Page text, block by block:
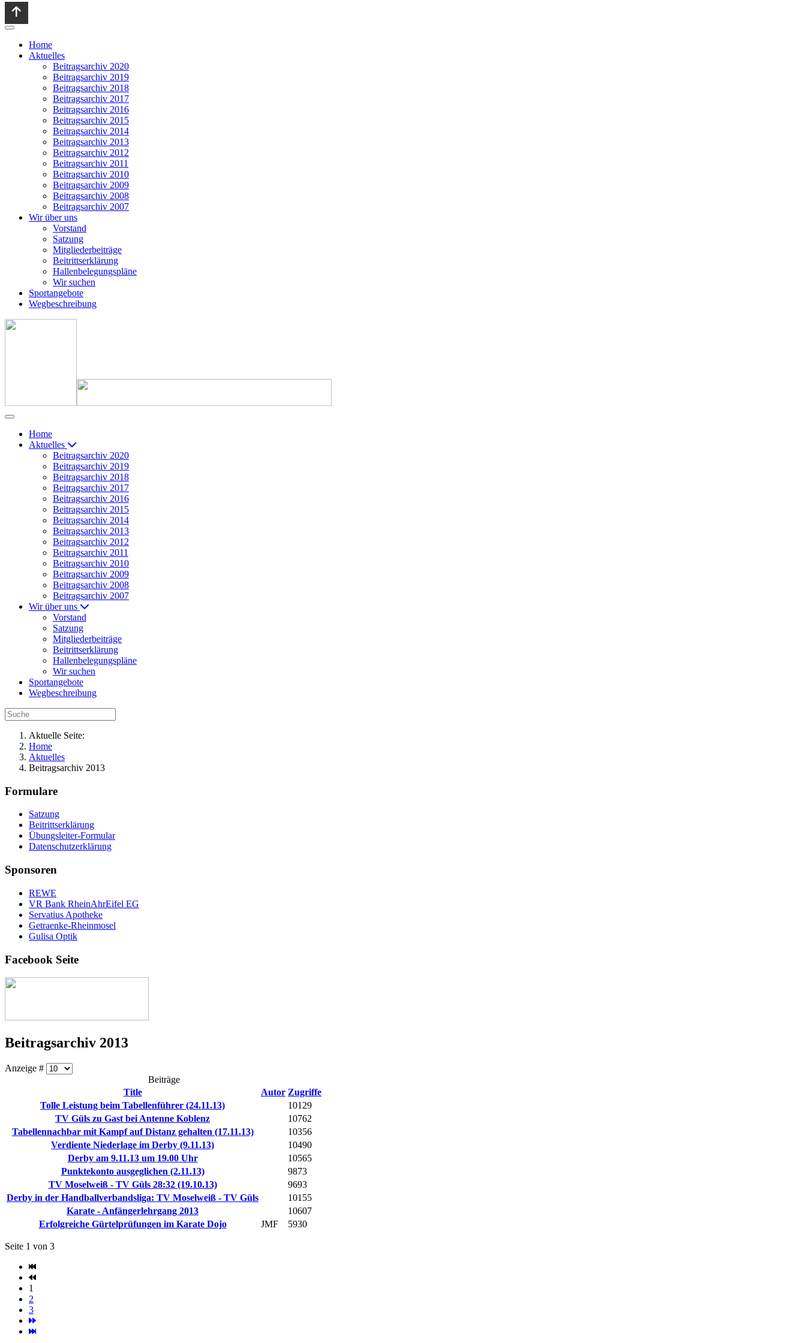
Home
Aktuelles
Beitragsarchiv 2020
Beitragsarchiv 2019
Beitragsarchiv 2018
Beitragsarchiv 2017
Beitragsarchiv 2016
Beitragsarchiv 2015
Beitragsarchiv 2014
Beitragsarchiv 2013
Beitragsarchiv 2012
Beitragsarchiv 2011
Beitragsarchiv 2010
Beitragsarchiv 2009
Beitragsarchiv 2008
Beitragsarchiv 2007
Wir über uns
Vorstand
Satzung
Mitgliederbeiträge
Beitrittserklärung
Hallenbelegungspläne
Wir suchen
Sportangebote
Wegbeschreibung
Home
Aktuelles
Beitragsarchiv 2020
Beitragsarchiv 2019
Beitragsarchiv 2018
Beitragsarchiv 2017
Beitragsarchiv 2016
Beitragsarchiv 2015
Beitragsarchiv 2014
Beitragsarchiv 2013
Beitragsarchiv 2012
Beitragsarchiv 2011
Beitragsarchiv 2010
Beitragsarchiv 2009
Beitragsarchiv 2008
Beitragsarchiv 2007
Wir über uns
Vorstand
Satzung
Mitgliederbeiträge
Beitrittserklärung
Hallenbelegungspläne
Wir suchen
Sportangebote
Wegbeschreibung
Aktuelle Seite:
Home
Aktuelles
Beitragsarchiv 2013
Formulare
Satzung
Beitrittserklärung
Übungsleiter-Formular
Datenschutzerklärung
Sponsoren
REWE
VR Bank RheinAhrEifel EG
Servatius Apotheke
Getraenke-Rheinmosel
Gulisa Optik
Facebook Seite
Beitragsarchiv 2013
Anzeige #
Beiträge
Title
Autor Zugriffe
Tolle Leistung beim Tabellenführer (24.11.13)
10129
TV Güls zu Gast bei Antenne Koblenz
10762
Tabellennachbar mit Kampf auf Distanz gehalten (17.11.13)
10356
Verdiente Niederlage im Derby (9.11.13)
10490
Derby am 9.11.13 um 19.00 Uhr
10565
Punktekonto ausgeglichen (2.11.13)
9873
TV Moselweiß - TV Güls 28:32 (19.10.13)
9693
Derby in der Handballverbandsliga: TV Moselweiß - TV Güls
10155
Karate - Anfängerlehrgang 2013
10607
Erfolgreiche Gürtelprüfungen im Karate Dojo
JMF 5930
Seite 1 von 3
1
2
3